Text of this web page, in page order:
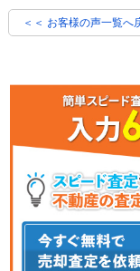
＜＜ お客様の声一覧へ